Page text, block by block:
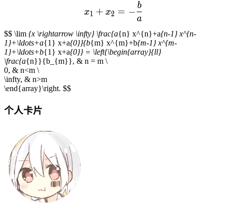
x_1 + x_2 = - \frac{b}{a}
x1 + x2 = −
a
b
$$ \lim {x \rightarrow \infty} \frac{a{n} x^{n}+a{n-1} x^{n-
1}+\ldots+a{1} x+a{0}}{b{m} x^{m}+b{m-1} x^{m-
1}+\ldots+b{1} x+a{0}} = \left{\begin{array}{ll}
\frac{a{n}}{b_{m}}, & n = m \
0, & n<m \
\infty, & n>m
\end{array}\right. $$
个人卡片